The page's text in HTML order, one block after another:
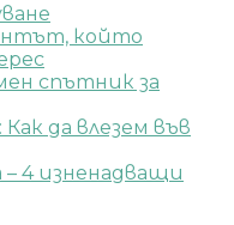
който
спътник за
да влезем във
4 изненадващи